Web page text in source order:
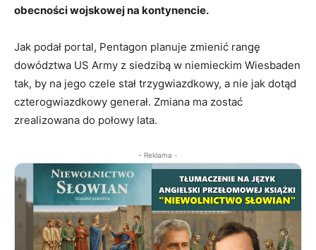
obecności wojskowej na kontynencie.
Jak podał portal, Pentagon planuje zmienić rangę
dowództwa US Army z siedzibą w niemieckim Wiesbaden
tak, by na jego czele stał trzygwiazdkowy, a nie jak dotąd
czterogwiazdkowy generał. Zmiana ma zostać
zrealizowana do połowy lata.
- Reklama -